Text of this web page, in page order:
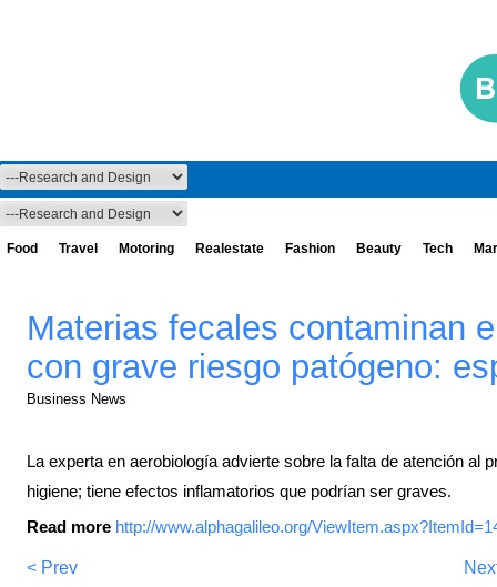
Food Travel Motoring Realestate Fashion Beauty Tech
Materias fecales contaminan
con grave riesgo patógeno:
Business News
La experta en aerobiología advierte sobre la falta de atención al
higiene; tiene efectos inflamatorios que podrían ser graves.
Read more http://www.alphagalileo.org/
< Prev